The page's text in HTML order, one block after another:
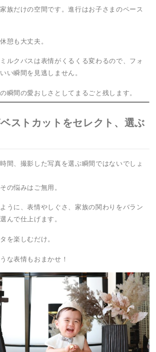
族だけの空間です。進行はお子さまのペース
憩も大丈夫。
ルクバスは表情がくるくる変わるので、フォ
い瞬間を見逃しません。
瞬間の愛おしさとしてまるごと残します。
ストカットをセレクト、選ぶ
間、撮影した写真を選ぶ瞬間ではないでしょ
の悩みはご無用。
うに、表情やしぐさ、家族の関わりをバラン
んで仕上げます。
を楽しむだけ。
な表情もおまかせ！